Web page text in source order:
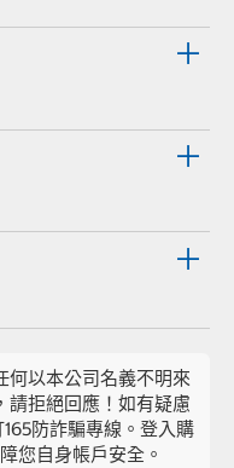
何以本公司名義不明來
請拒絕回應！如有疑慮
165防詐騙專線。登入購
您自身帳戶安全。